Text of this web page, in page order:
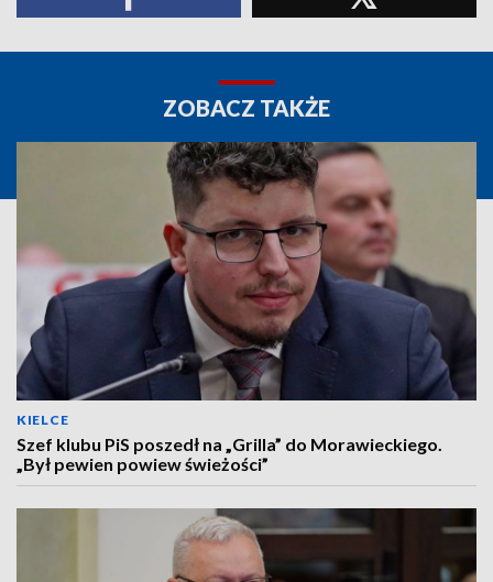
ZOBACZ TAKŻE
KIELCE
Szef klubu PiS poszedł na „Grilla” do Morawieckiego.
„Był pewien powiew świeżości”